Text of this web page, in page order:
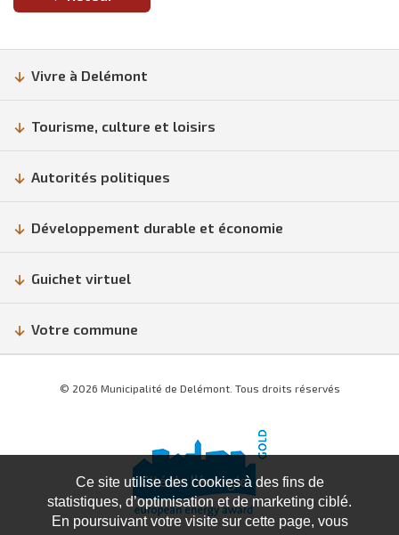
Vivre à Delémont
Tourisme, culture et loisirs
Autorités politiques
Développement durable et économie
Guichet virtuel
Votre commune
© 2026 Municipalité de Delémont. Tous droits réservés
Ce site utilise des cookies à des fins de
statistiques, d’optimisation et de marketing ciblé.
En poursuivant votre visite sur cette page, vous